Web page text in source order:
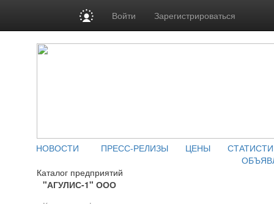
Войти Зарегистрироваться
НОВОСТИ ПРЕСС-РЕЛИЗЫ ЦЕНЫ
Каталог предприятий
"АГУЛИС-1" ООО